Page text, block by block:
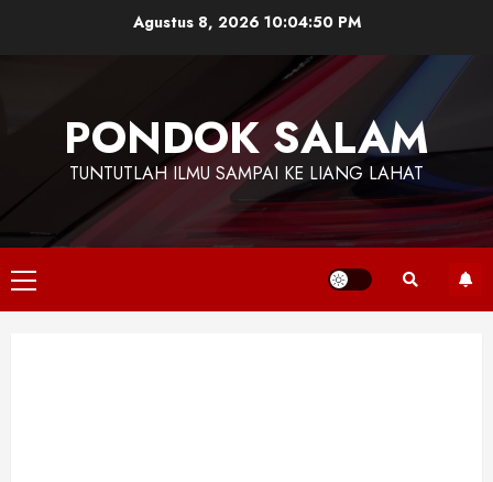
Agustus 8, 202610:04:51 PM
PONDOK SALAM
TUNTUTLAH ILMU SAMPAI KE LIANG LAHAT
Primary
Menu